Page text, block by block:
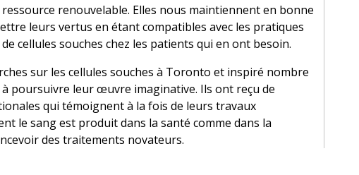
renouvelable. Elles nous maintiennent en bonne
leurs vertus en étant compatibles avec les pratiques
cellules souches chez les patients qui en ont besoin.
sur les cellules souches à Toronto et inspiré nombre
à poursuivre leur œuvre imaginative. Ils ont reçu de
qui témoignent à la fois de leurs travaux
le sang est produit dans la santé comme dans la
des traitements novateurs.